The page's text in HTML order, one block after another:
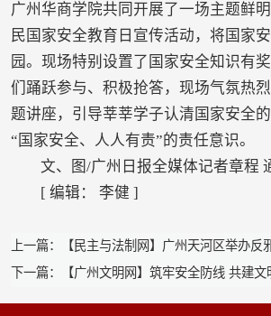
广州华商学院共同开展了一场主题鲜
民国家安全教育日宣传活动，将国家
园。现场特别设置了国家安全知识有
们踊跃参与、积极抢答，现场气氛热
题讲座，引导莘莘学子认清国家安全
“国家安全、人人有责”的责任意识。
文、图/广州日报全媒体记者章程
[ 编辑： 李健 ]
上一篇：【民主与法制网】广州天河区举办反
下一篇：【广州文明网】筑牢安全防线 共建文